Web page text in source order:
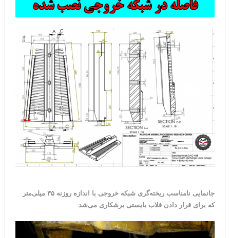
جانمایی نامناسب ریخته‌گری شبکه خروجی با اندازه روزنه ۳۵ میلی‌متر
که برای قرار دادن قلاب بایستی برشکاری می‌شد